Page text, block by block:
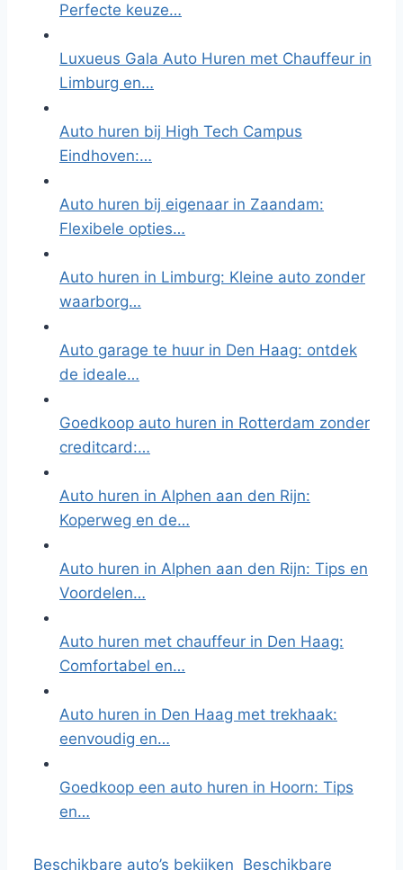
Perfecte keuze…
Luxueus Gala Auto Huren met Chauffeur in
Limburg en…
Auto huren bij High Tech Campus
Eindhoven:…
Auto huren bij eigenaar in Zaandam:
Flexibele opties…
Auto huren in Limburg: Kleine auto zonder
waarborg…
Auto garage te huur in Den Haag: ontdek
de ideale…
Goedkoop auto huren in Rotterdam zonder
creditcard:…
Auto huren in Alphen aan den Rijn:
Koperweg en de…
Auto huren in Alphen aan den Rijn: Tips en
Voordelen…
Auto huren met chauffeur in Den Haag:
Comfortabel en…
Auto huren in Den Haag met trekhaak:
eenvoudig en…
Goedkoop een auto huren in Hoorn: Tips
en…
Beschikbare auto’s bekijken Beschikbare